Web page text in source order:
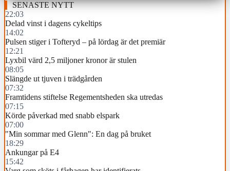
SENASTE NYTT
22:03
Delad vinst i dagens cykeltips
14:02
Pulsen stiger i Tofteryd – på lördag är det premiär
12:21
Lyxbil värd 2,5 miljoner kronor är stulen
08:05
Slängde ut tjuven i trädgården
07:32
Framtidens stiftelse Regementsheden ska utredas
07:15
Körde påverkad med snabb elspark
07:00
"Min sommar med Glenn": En dag på bruket
18:29
Ankungar på E4
15:42